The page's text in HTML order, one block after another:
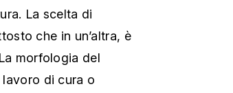
La scelta di
che in un’altra, è
morfologia del
di cura o